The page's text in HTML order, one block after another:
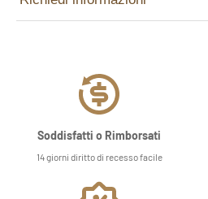
Soddisfatti o Rimborsati
14 giorni diritto di recesso facile